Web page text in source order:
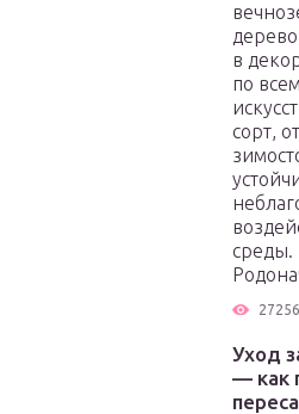
в
по
сорт,
среды.
27256
Уход
— как